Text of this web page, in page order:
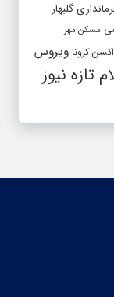
گلبهار
مسکن مهر
کرونا ویروس
تازه نیوز